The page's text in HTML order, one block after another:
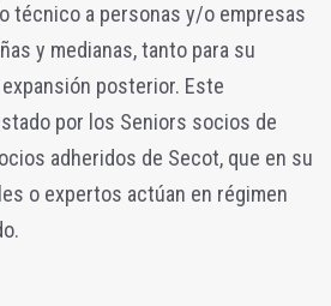
técnico a personas y/o empresas
y medianas, tanto para su
posterior. Este
por los Seniors socios de
adheridos de Secot, que en su
o expertos actúan en régimen